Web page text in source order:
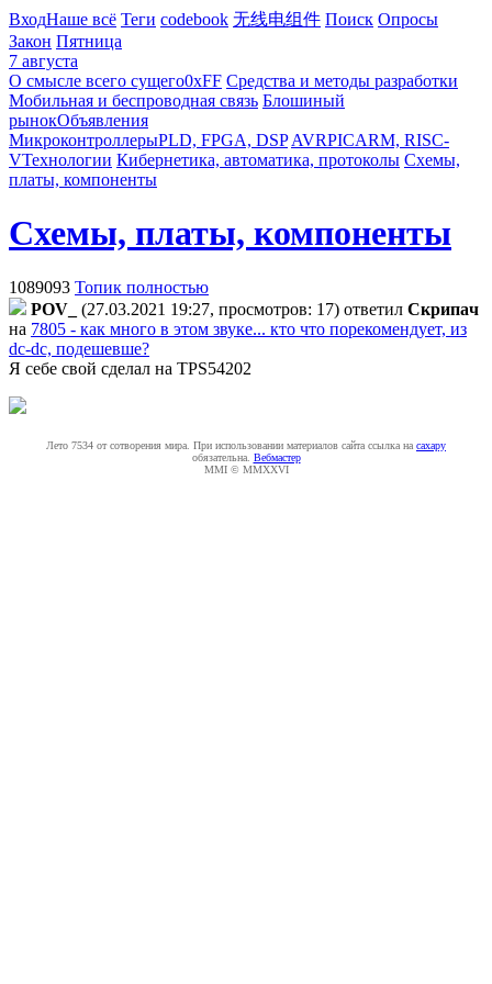
ВходНаше всё Теги codebook 无线电组件 Поиск Опросы
Закон Пятница
7 августа
О смысле всего сущего0xFF Средства и методы разработки
Мобильная и беспроводная связь Блошиный
рынокОбъявления
МикроконтроллерыPLD, FPGA, DSP AVRPICARM, RISC-
VТехнологии Кибернетика, автоматика, протоколы Схемы,
платы, компоненты
Схемы, платы, компоненты
1089093 Топик полностью
POV_
(27.03.2021 19:27, просмотров: 17) ответил Cкpипaч
на 7805 - как много в этом звуке... кто что порекомендует, из
dc-dc, подешевше?
Я себе свой сделал на TPS54202
Лето 7534 от сотворения мира. При использовании материалов сайта ссылка на caxapу
обязательна. Вебмастер
MMI © MMXXVI